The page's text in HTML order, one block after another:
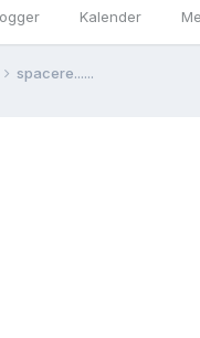
Kalender
spacere......